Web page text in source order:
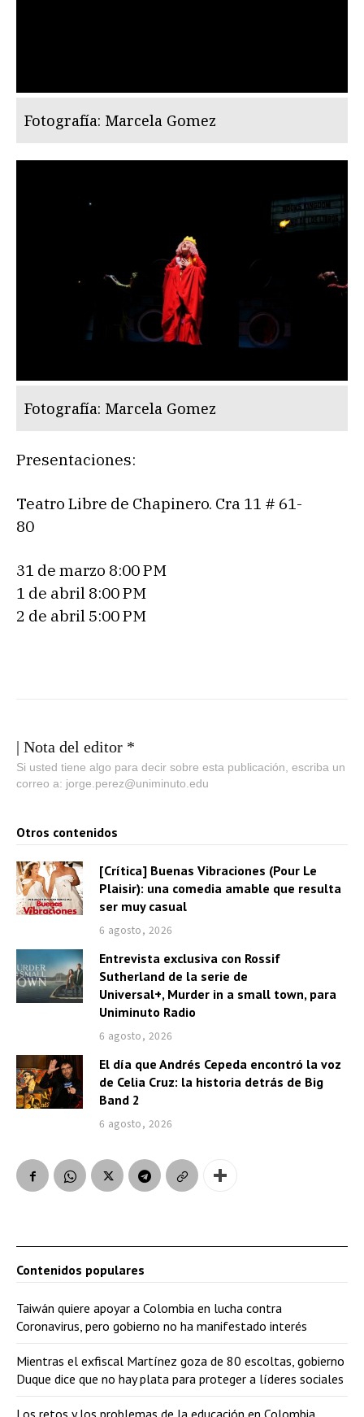
Fotografía: Marcela Gomez
Fotografía: Marcela Gomez
Presentaciones:
Teatro Libre de Chapinero. Cra 11 # 61-
80
31 de marzo 8:00 PM
1 de abril 8:00 PM
2 de abril 5:00 PM
| Nota del editor *
Si usted tiene algo para decir sobre esta publicación, escriba un
correo a: jorge.perez@uniminuto.edu
Otros contenidos
[Crítica] Buenas Vibraciones (Pour Le
Plaisir): una comedia amable que resulta
ser muy casual
6 agosto, 2026
Entrevista exclusiva con Rossif
Sutherland de la serie de
Universal+, Murder in a small town, para
Uniminuto Radio
6 agosto, 2026
El día que Andrés Cepeda encontró la voz
de Celia Cruz: la historia detrás de Big
Band 2
6 agosto, 2026
Contenidos populares
Taiwán quiere apoyar a Colombia en lucha contra
Coronavirus, pero gobierno no ha manifestado interés
Mientras el exfiscal Martínez goza de 80 escoltas, gobierno
Duque dice que no hay plata para proteger a líderes sociales